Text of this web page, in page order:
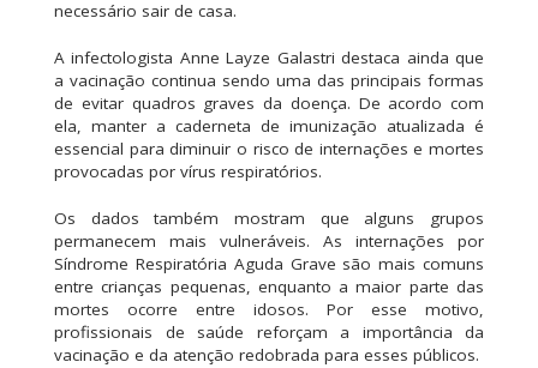
necessário sair de casa.
A infectologista Anne Layze Galastri destaca ainda que
a vacinação continua sendo uma das principais formas
de evitar quadros graves da doença. De acordo com
ela, manter a caderneta de imunização atualizada é
essencial para diminuir o risco de internações e mortes
provocadas por vírus respiratórios.
Os dados também mostram que alguns grupos
permanecem mais vulneráveis. As internações por
Síndrome Respiratória Aguda Grave são mais comuns
entre crianças pequenas, enquanto a maior parte das
mortes ocorre entre idosos. Por esse motivo,
profissionais de saúde reforçam a importância da
vacinação e da atenção redobrada para esses públicos.